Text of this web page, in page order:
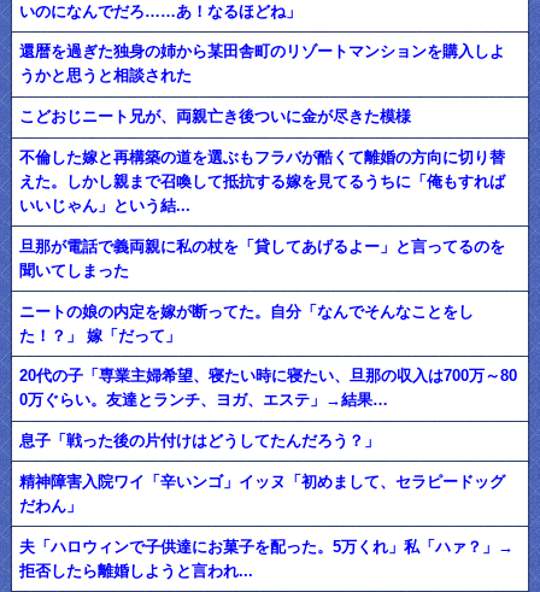
いのになんでだろ……あ！なるほどね」
還暦を過ぎた独身の姉から某田舎町のリゾートマンションを購入しよ
うかと思うと相談された
こどおじニート兄が、両親亡き後ついに金が尽きた模様
不倫した嫁と再構築の道を選ぶもフラバが酷くて離婚の方向に切り替
えた。しかし親まで召喚して抵抗する嫁を見てるうちに「俺もすれば
いいじゃん」という結...
旦那が電話で義両親に私の杖を「貸してあげるよー」と言ってるのを
聞いてしまった
ニートの娘の内定を嫁が断ってた。自分「なんでそんなことをし
た！？」 嫁「だって」
20代の子「専業主婦希望、寝たい時に寝たい、旦那の収入は700万～80
0万ぐらい。友達とランチ、ヨガ、エステ」→結果…
息子「戦った後の片付けはどうしてたんだろう？」
精神障害入院ワイ「辛いンゴ」イッヌ「初めまして、セラピードッグ
だわん」
夫「ハロウィンで子供達にお菓子を配った。5万くれ」私「ハァ？」→
拒否したら離婚しようと言われ...